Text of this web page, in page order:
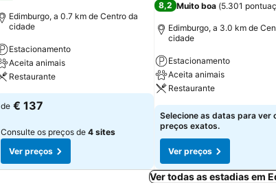
Edimburgo, a 0.7 km de Centro da
cidade
Estacionamento
Aceita animais
Restaurante
de € 137
Consulte os preços de 4 sites
Ver preços
8,2 Muito boa (5.301
Edimburgo, a 3.0 km de
cidade
Estacionamento
Aceita animais
Restaurante
Selecione as datas para ver
preços exatos.
Ver preços
Ver todas as estadias em